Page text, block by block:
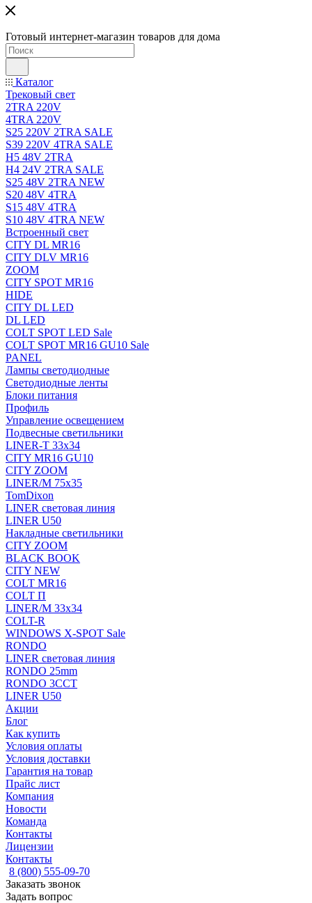
Готовый интернет-магазин товаров для дома
Каталог
Трековый свет
2TRA 220V
4TRA 220V
S25 220V 2TRA SALE
S39 220V 4TRA SALE
H5 48V 2TRA
H4 24V 2TRA SALE
S25 48V 2TRA NEW
S20 48V 4TRA
S15 48V 4TRA
S10 48V 4TRA NEW
Встроенный свет
CITY DL MR16
CITY DLV MR16
ZOOM
CITY SPOT MR16
HIDE
CITY DL LED
DL LED
COLT SPOT LED Sale
COLT SPOT MR16 GU10 Sale
PANEL
Лампы светодиодные
Светодиодные ленты
Блоки питания
Профиль
Управление освещением
Подвесные светильники
LINER-T 33x34
CITY MR16 GU10
CITY ZOOM
LINER/M 75х35
TomDixon
LINER световая линия
LINER U50
Накладные светильники
CITY ZOOM
BLACK BOOK
CITY NEW
COLT MR16
COLT П
LINER/М 33х34
COLT-R
WINDOWS X-SPOT Sale
RONDO
LINER световая линия
RONDO 25mm
RONDO 3CCT
LINER U50
Акции
Блог
Как купить
Условия оплаты
Условия доставки
Гарантия на товар
Прайс лист
Компания
Новости
Команда
Контакты
Лицензии
Контакты
8 (800) 555-09-70
Заказать звонок
Задать вопрос